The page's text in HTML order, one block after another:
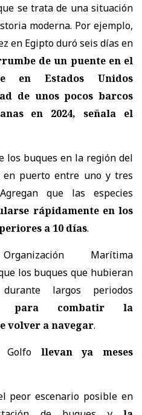
se trata de una situación
moderna. Por ejemplo,
en Egipto duró seis días en
de un puente en el
en Estados Unidos
de unos pocos barcos
en 2024, señala el
los buques en la región del
en puerto entre uno y tres
que las especies
rápidamente en los
a 10 días.
Marítima
los buques que hubieran
largos periodos
para combatir la
volver a navegar.
Golfo llevan ya meses
peor escenario posible en